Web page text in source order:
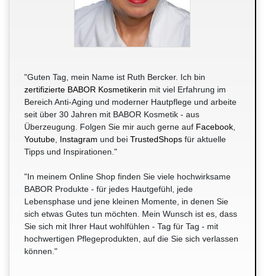
"Guten Tag, mein Name ist Ruth Bercker. Ich bin
zertifizierte BABOR Kosmetikerin mit viel Erfahrung im
Bereich Anti-Aging und moderner Hautpflege und arbeite
seit über 30 Jahren mit BABOR Kosmetik - aus
Überzeugung. Folgen Sie mir auch gerne auf Facebook
Youtube Instagram und bei TrustedShops für aktuelle
Tipps und Inspirationen."
"In meinem Online Shop finden Sie viele hochwirksame
BABOR Produkte - für jedes Hautgefühl, jede
Lebensphase und jene kleinen Momente, in denen Sie
sich etwas Gutes tun möchten. Mein Wunsch ist es, dass
Sie sich mit Ihrer Haut wohlfühlen - Tag für Tag - mit
hochwertigen Pflegeprodukten, auf die Sie sich verlassen
können."